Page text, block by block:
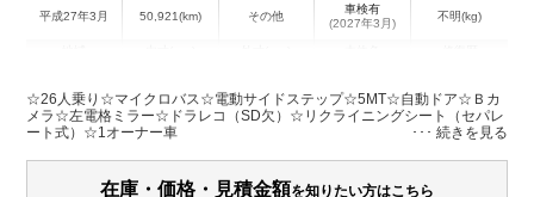
平成27年3月 50,921(km) その他
車検有
(2027年3月)
不明(kg)
岐阜県 -
W:2,030
H:2,580
無
電動格納ミラー バックモニター ドラレコ
☆26人乗り☆マイクロバス☆電動サイドステップ☆5MT☆自動ドア☆Ｂカ
メラ☆左電格ミラー☆ドラレコ（SD欠）☆リクライニングシート（セパレ
ート式）☆1オーナー車
在庫・価格・見積金額を知りたい方はこちら